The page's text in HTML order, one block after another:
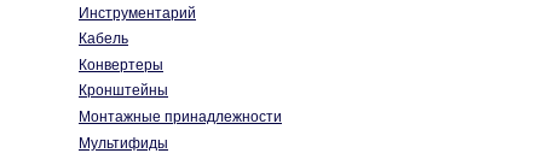
Инструментарий
Кабель
Конвертеры
Кронштейны
Монтажные принадлежности
Мультифиды